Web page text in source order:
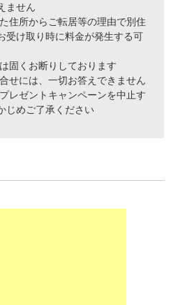
ません
住所からご転居等の理由で別住
受け取り時に料金が発生する可
固くお断りしております
せには、一切お答えできません
レゼントキャンペーンを中止す
じめご了承ください